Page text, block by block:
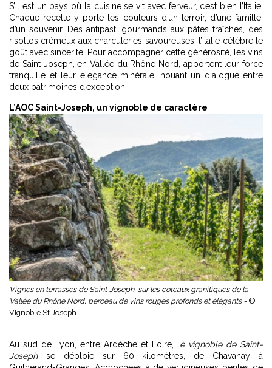
S’il est un pays où la cuisine se vit avec ferveur, c’est bien l’Italie.
Chaque recette y porte les couleurs d’un terroir, d’une famille,
d’un souvenir. Des antipasti gourmands aux pâtes fraîches, des
risottos crémeux aux charcuteries savoureuses, l’Italie célèbre le
goût avec sincérité. Pour accompagner cette générosité, les vins
de Saint-Joseph, en Vallée du Rhône Nord, apportent leur force
tranquille et leur élégance minérale, nouant un dialogue entre
deux patrimoines d’exception.
L’AOC Saint-Joseph, un vignoble de caractère
Vignes en terrasses de Saint-Joseph, sur les coteaux granitiques de la
Vallée du Rhône Nord, berceau de vins rouges profonds et élégants - ©
VIgnoble St Joseph
Au sud de Lyon, entre Ardèche et Loire, l e vignoble de Saint-
Josephse déploie sur 60 kilomètres, de Chavanay à